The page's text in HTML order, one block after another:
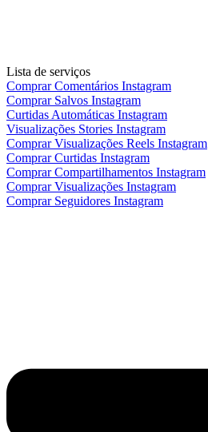
Lista de serviços
Comprar Comentários Instagram
Comprar Salvos Instagram
Curtidas Automáticas Instagram
Visualizações Stories Instagram
Comprar Visualizações Reels Instagram
Comprar Curtidas Instagram
Comprar Compartilhamentos Instagram
Comprar Visualizações Instagram
Comprar Seguidores Instagram